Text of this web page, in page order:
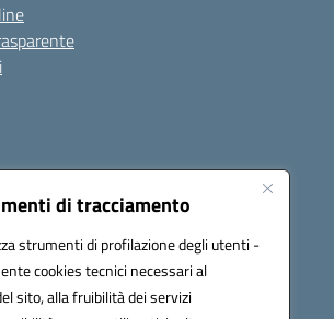
di tracciamento
strumenti di profilazione degli utenti -
cookies tecnici necessari al
sito, alla fruibilità dei servizi